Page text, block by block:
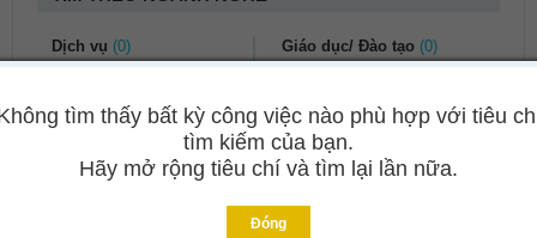
Dịch vụ (0)
Du lịch(0)
Nhà hàng khách sạn (0)
Giáo dục/ Đào tạo (0)
Bảo hiểm (0)
Kế toán/ Kiểm toán(0)
tìm thấy bất kỳ công việc nào phù hợp với tiêu
tìm kiếm của bạn.
Hãy mở rộng tiêu chí và tìm lại lần nữa.
Đóng